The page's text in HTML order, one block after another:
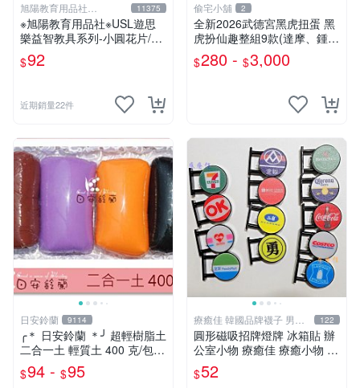
旭陽教育用品社
20239298
11375
※旭陽教育用品社※USL遊思
樂益智教具系列-小圓花片/小
雪花片拼插積木(2.5cm,300
片裝)台灣製ST安全玩具
$92
近期銷量22件
偷宅小舖 2
￼全新2026武德宮黑虎扭蛋 黑
虎扮仙趣整組9款(達摩、鍾
馗、神農大帝、地藏王、三太
子、關公、觀音、太陽星君、
$280 - $3,000
日安鈴蘭 9114
╭＊ 日安鈴蘭 ＊╯ 超輕樹脂土
二合一土 輕質土 400 克/包
兒童輕黏土 (新增 350克特調
色 可選)
$94 - $95
療癒佳 韓國品牌襪子 男女
襪
122
圓形磁吸招牌燈牌 冰箱貼 辦
公室小物 療癒佳 療癒小物 71
1全家OK萊爾富全聯50嵐好
市多海尼根可口可樂羅森科羅
$52